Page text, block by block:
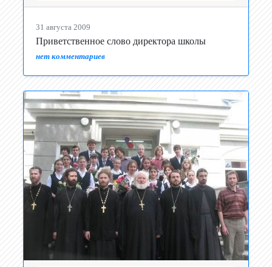
31 августа 2009
Приветственное слово директора школы
нет комментариев